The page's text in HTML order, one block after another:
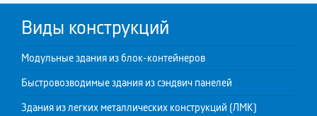
Виды конструкций
Модульные здания из блок-контейнеров
Быстровозводимые здания из сэндвич панелей
Здания из легких металлических конструкций (ЛМК)